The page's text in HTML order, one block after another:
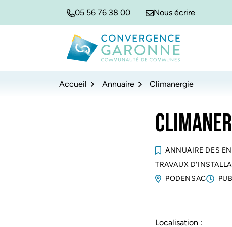
05 56 76 38 00 Nous écrire
Convergence Garonne
Accueil Annuaire Climanergie
ANNUAIRE DES
TRAVAUX
PODENSAC
Localisation :